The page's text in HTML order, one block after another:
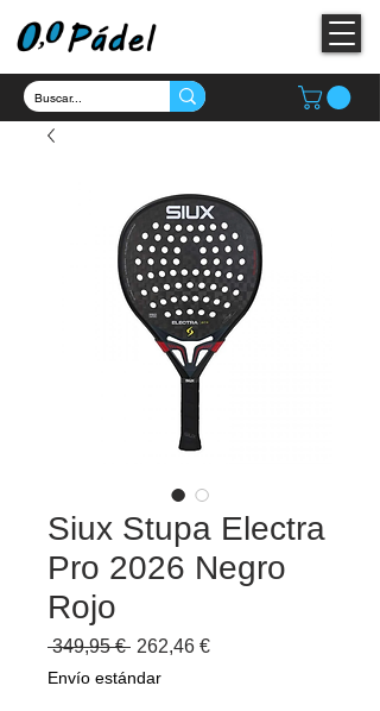
Siux Stupa Electra
Pro 2026 Negro
Rojo
349,95 € Precio
262,46 €Precio
Envío estándar